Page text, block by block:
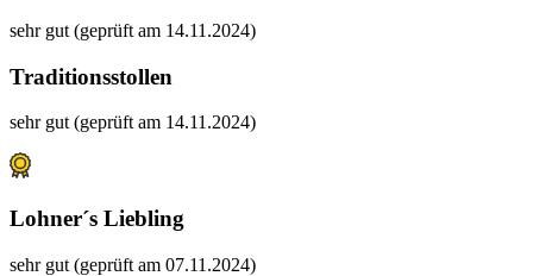
sehr gut (geprüft am 14.11.2024)
Traditionsstollen
sehr gut (geprüft am 14.11.2024)
Lohner´s Liebling
sehr gut (geprüft am 07.11.2024)